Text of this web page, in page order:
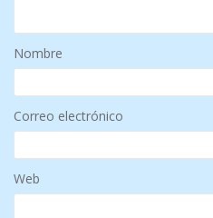
Nombre
Correo electrónico
Web